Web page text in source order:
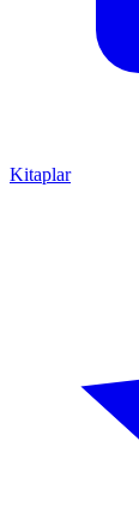
Kitaplar